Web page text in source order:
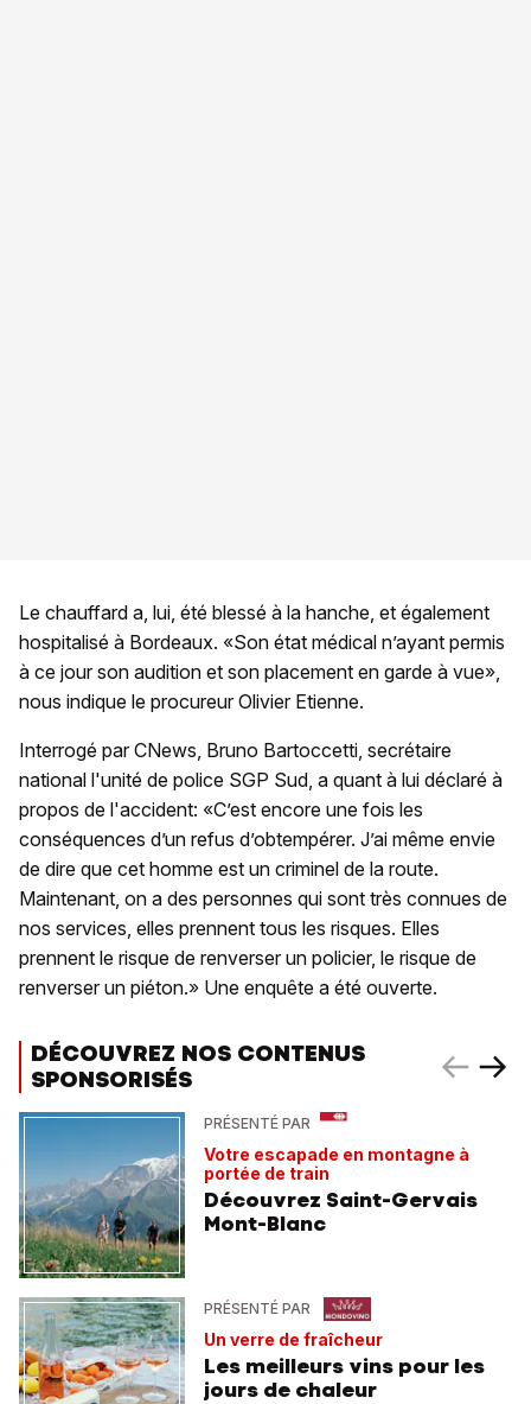
Le chauffard a, lui, été blessé à la hanche, et également
hospitalisé à Bordeaux. «Son état médical n’ayant permis
à ce jour son audition et son placement en garde à vue»,
nous indique le procureur Olivier Etienne.
Interrogé par CNews, Bruno Bartoccetti, secrétaire
national l'unité de police SGP Sud, a quant à lui déclaré à
propos de l'accident: «C’est encore une fois les
conséquences d’un refus d’obtempérer. J’ai même envie
de dire que cet homme est un criminel de la route.
Maintenant, on a des personnes qui sont très connues de
nos services, elles prennent tous les risques. Elles
prennent le risque de renverser un policier, le risque de
renverser un piéton.» Une enquête a été ouverte.
DÉCOUVREZ NOS CONTENUS
SPONSORISÉS
PRÉSENTÉ PAR
Votre escapade en montagne à
portée de train
Découvrez Saint-Gervais
Mont-Blanc
PRÉSENTÉ PAR
Un verre de fraîcheur
Les meilleurs vins pour les
jours de chaleur